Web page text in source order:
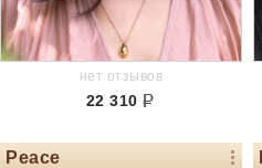
нет отзывов
22 310
Peace